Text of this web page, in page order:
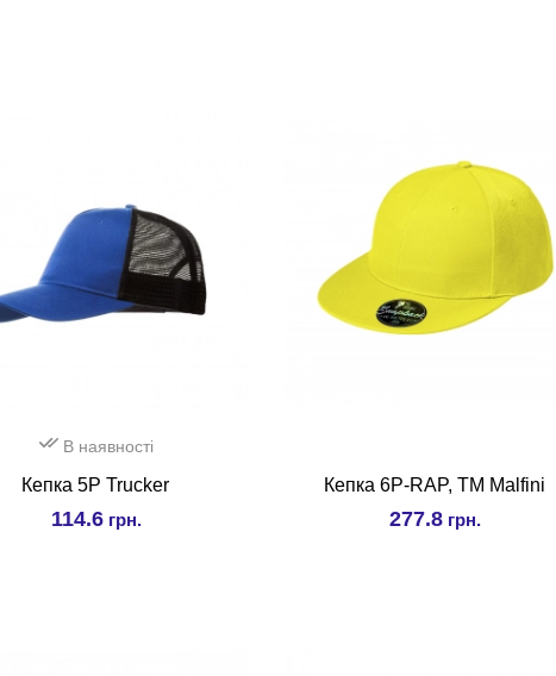
В наявності
Кепка 5P Trucker
114.6грн.
Кепка 6P-RAP, ТМ Malfini
277.8 грн.